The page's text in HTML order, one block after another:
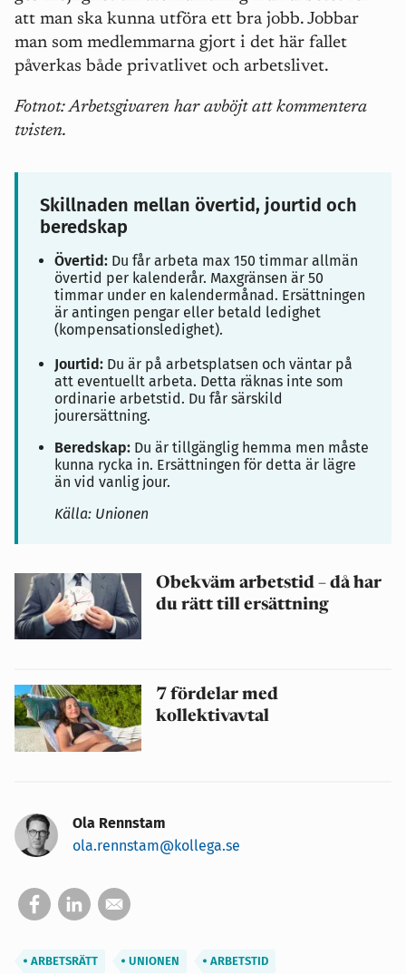
att man ska kunna utföra ett bra jobb. Jobbar
man som medlemmarna gjort i det här fallet
påverkas både privatlivet och arbetslivet.
Fotnot: Arbetsgivaren har avböjt att kommentera
tvisten.
Skillnaden mellan övertid, jourtid och
beredskap
Övertid: Du får arbeta max 150 timmar allmän
övertid per kalenderår. Maxgränsen är 50
timmar under en kalendermånad. Ersättningen
är antingen pengar eller betald ledighet
(kompensationsledighet).
Jourtid: Du är på arbetsplatsen och väntar på
att eventuellt arbeta. Detta räknas inte som
ordinarie arbetstid. Du får särskild
jourersättning.
Beredskap: Du är tillgänglig hemma men måste
kunna rycka in. Ersättningen för detta är lägre
än vid vanlig jour.
Källa: Unionen
Obekväm arbetstid – då har
du rätt till ersättning
7 fördelar med
kollektivavtal
Ola Rennstam
ola.rennstam@kollega.se
ARBETSRÄTT UNIONEN ARBETSTID